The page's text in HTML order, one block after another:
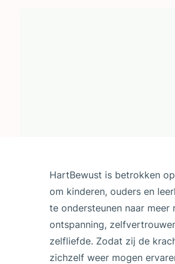
HartBewust is betrokken
om kinderen, ouders en
te ondersteunen naar meer
ontspanning,
zelfliefde. Zodat zij de
zichzelf weer mogen